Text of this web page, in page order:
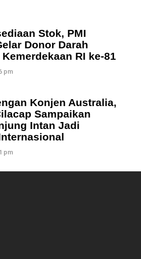
Stok, PMI
Donor Darah
RI ke-81
pm
Konjen Australia,
Sampaikan
Intan Jadi
pm